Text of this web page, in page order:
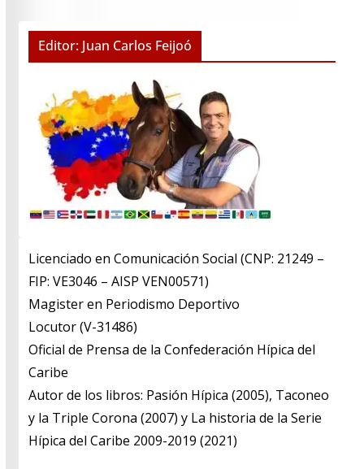
Editor: Juan Carlos Feijoó
Licenciado en Comunicación Social (CNP: 21249 –
FIP: VE3046 – AISP VEN00571)
​Magister en Periodismo Deportivo
​Locutor (V-31486)
​Oficial de Prensa de la Confederación Hípica del
Caribe
​Autor de los libros: Pasión Hípica (2005), Taconeo
y la Triple Corona (2007) y La historia de la Serie
Hípica del Caribe 2009-2019 (2021)